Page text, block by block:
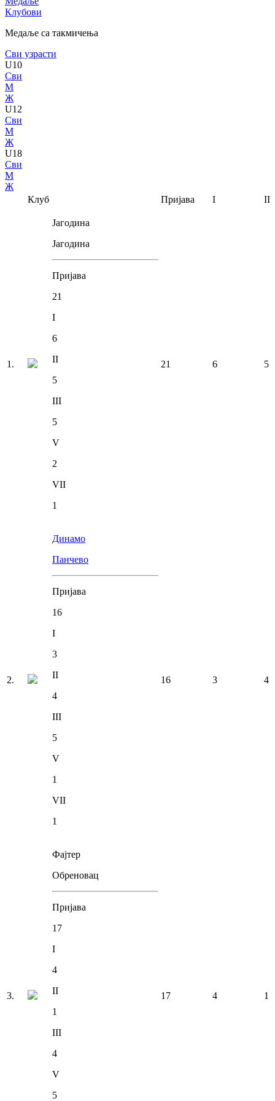
Клубови
Медаље са такмичења
Сви узрасти
U10
Сви
М
Ж
U12
Сви
М
Ж
U18
Сви
М
Ж
Клуб
Пријава I II
1 .
Јагодина
Јагодина
Пријава
21
I
6
II
5
III
5
V
2
VII
1
21 6 5
2.
Динамо
Панчево
Пријава
16
I
3
II
4
III
5
V
1
VII
1
16 3 4
3.
Фајтер
Обреновац
Пријава
17
I
4
II
1
III
4
V
5
17 4 1